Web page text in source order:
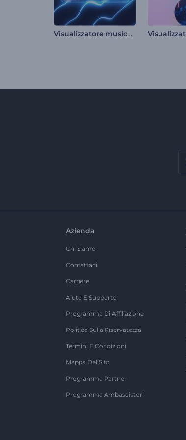
Visualizzatore musicale Neon Lines
Azienda
Chi Siamo
Contattaci
Carriere
Aiuto E Supporto
Programma Di Affiliazione
Politica Sulla Riservatezza
Termini E Condizioni
Mappa Del Sito
Programma Partner
Programma Ambasciatori